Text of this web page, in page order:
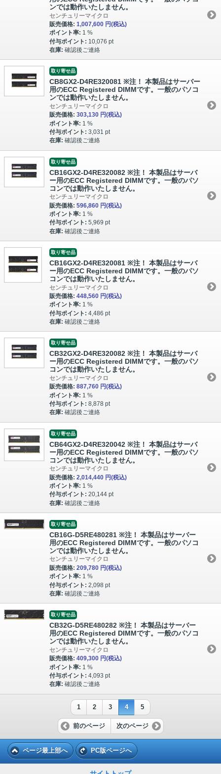
ンでは動作いたしません。
センチュリーマイクロ
販売価格: 1,007,600 円(税込)
ポイント率: 1 %
付与ポイント: 10,076 pt
在庫: 確認後ご連絡
取り寄せ品
CB8GX2-D4RE320081 ※注！ 本製品はサーバー
用のECC Registered DIMMです。一般のパソコ
ンでは動作いたしません。
センチュリーマイクロ
販売価格: 303,130 円(税込)
ポイント率: 1 %
付与ポイント: 3,031 pt
在庫: 確認後ご連絡
取り寄せ品
CB16GX2-D4RE320082 ※注！ 本製品はサーバ
ー用のECC Registered DIMMです。一般のパソ
コンでは動作いたしません。
センチュリーマイクロ
販売価格: 596,860 円(税込)
ポイント率: 1 %
付与ポイント: 5,969 pt
在庫: 確認後ご連絡
取り寄せ品
CB16GX2-D4RE320081 ※注！ 本製品はサーバ
ー用のECC Registered DIMMです。一般のパソ
コンでは動作いたしません。
センチュリーマイクロ
販売価格: 448,560 円(税込)
ポイント率: 1 %
付与ポイント: 4,486 pt
在庫: 確認後ご連絡
取り寄せ品
CB32GX2-D4RE320082 ※注！ 本製品はサーバ
ー用のECC Registered DIMMです。一般のパソ
コンでは動作いたしません。
センチュリーマイクロ
販売価格: 887,760 円(税込)
ポイント率: 1 %
付与ポイント: 8,878 pt
在庫: 確認後ご連絡
取り寄せ品
CB64GX2-D4RE320042 ※注！ 本製品はサーバ
ー用のECC Registered DIMMです。一般のパソ
コンでは動作いたしません。
センチュリーマイクロ
販売価格: 2,014,440 円(税込)
ポイント率: 1 %
付与ポイント: 20,144 pt
在庫: 確認後ご連絡
取り寄せ品
CB16G-D5RE480281 ※注！ 本製品はサーバー
用のECC Registered DIMMです。一般のパソコ
ンでは動作いたしません。
センチュリーマイクロ
販売価格: 209,780 円(税込)
ポイント率: 1 %
付与ポイント: 2,098 pt
在庫: 確認後ご連絡
取り寄せ品
CB32G-D5RE480282 ※注！ 本製品はサーバー
用のECC Registered DIMMです。一般のパソコ
ンでは動作いたしません。
センチュリーマイクロ
販売価格: 409,300 円(税込)
ポイント率: 1 %
付与ポイント: 4,093 pt
在庫: 確認後ご連絡
1 2 3 4 5
前のページ 次のページ
ページ最上部へ PC版ページへ